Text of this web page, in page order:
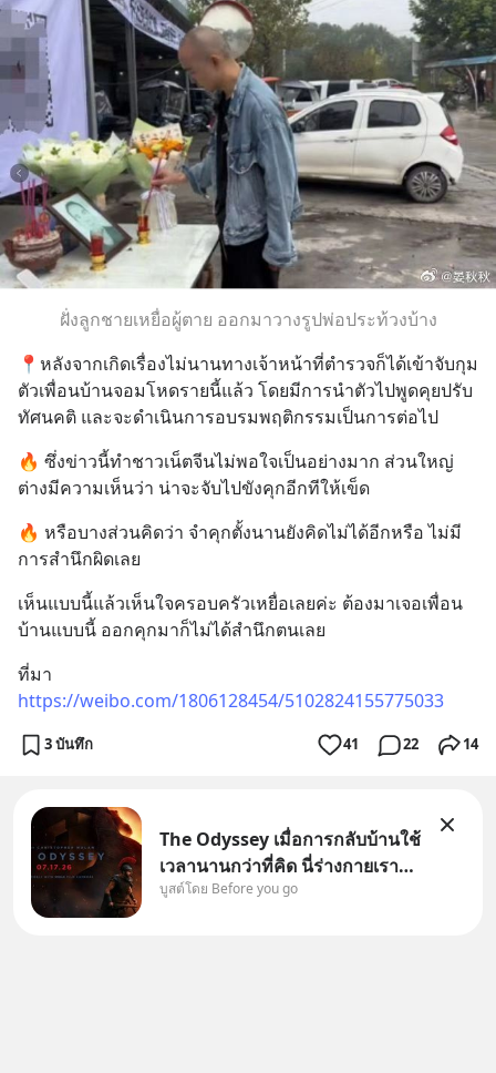
ฝั่งลูกชายเหยื่อผู้ตาย ออกมาวางรูปพ่อประท้วงบ้าง
📍หลังจากเกิดเรื่องไม่นานทางเจ้าหน้าที่ตำรวจก็ได้เข้าจับกุม
ตัวเพื่อนบ้านจอมโหดรายนี้แล้ว โดยมีการนำตัวไปพูดคุยปรับ
ทัศนคติ และจะดำเนินการอบรมพฤติกรรมเป็นการต่อไป
🔥 ซึ่งข่าวนี้ทำชาวเน็ตจีนไม่พอใจเป็นอย่างมาก ส่วนใหญ่
ต่างมีความเห็นว่า น่าจะจับไปขังคุกอีกทีให้เข็ด
🔥 หรือบางส่วนคิดว่า จำคุกตั้งนานยังคิดไม่ได้อีกหรือ ไม่มี
การสำนึกผิดเลย
เห็นแบบนี้แล้วเห็นใจครอบครัวเหยื่อเลยค่ะ ต้องมาเจอเพื่อน
บ้านแบบนี้ ออกคุกมาก็ไม่ได้สำนึกตนเลย
ที่มา
https://weibo.com/1806128454/5102824155775033
3 บันทึก 41 22 14
The Odyssey เมื่อการกลับบ้านใช้
เวลานานกว่าที่คิด นี่ร่างกายเรา
ต้องการกลับบ้านจริงหรือ
บูสต์โดย Before you go